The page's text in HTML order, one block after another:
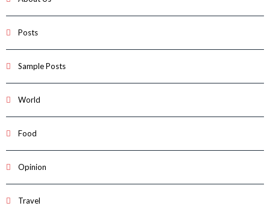
Posts
Sample Posts
World
Food
Opinion
Travel